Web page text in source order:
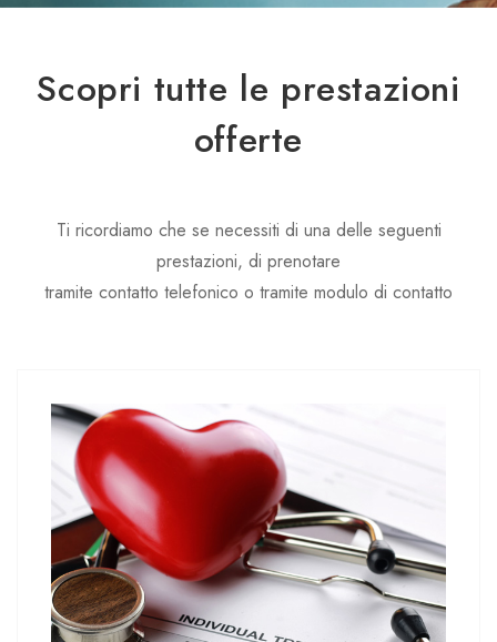
Scopri tutte le prestazioni
offerte
Ti ricordiamo che se necessiti di una delle seguenti
prestazioni, di prenotare
tramite contatto telefonico o tramite modulo di contatto